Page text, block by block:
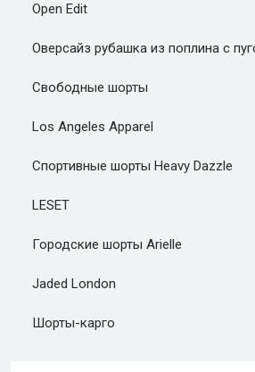
Open Edit
Оверсайз рубашка из поплина с
Свободные шорты
Los Angeles Apparel
Спортивные шорты Heavy Dazzle
LESET
Городские шорты Arielle
Jaded London
Шорты-карго